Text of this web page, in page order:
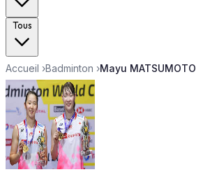
Tous
Accueil ›Badminton ›Mayu MATSUMOTO